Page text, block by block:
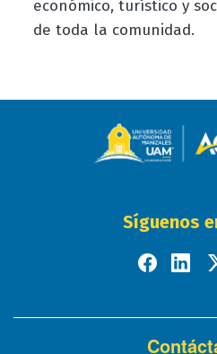
económico, turístico y
de toda la comunidad.
Síguenos